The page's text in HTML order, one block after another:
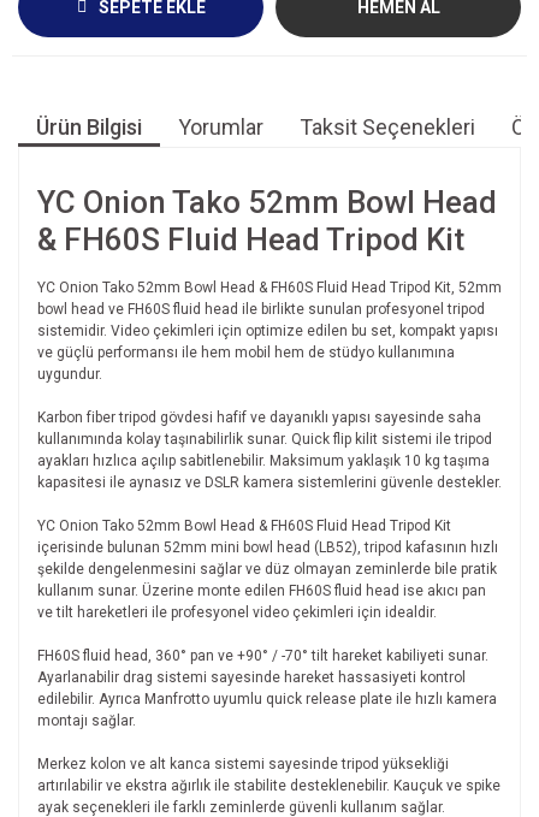
SEPETE EKLE HEMEN AL
Ürün Bilgisi Yorumlar Taksit Seçenekleri
YC Onion Tako 52mm Bowl Head
& FH60S Fluid Head Tripod Kit
YC Onion Tako 52mm Bowl Head & FH60S Fluid Head Tripod Kit, 52mm
bowl head ve FH60S fluid head ile birlikte sunulan profesyonel tripod
sistemidir. Video çekimleri için optimize edilen bu set, kompakt yapısı
ve güçlü performansı ile hem mobil hem de stüdyo kullanımına
uygundur.
Karbon fiber tripod gövdesi hafif ve dayanıklı yapısı sayesinde saha
kullanımında kolay taşınabilirlik sunar. Quick flip kilit sistemi ile tripod
ayakları hızlıca açılıp sabitlenebilir. Maksimum yaklaşık 10 kg taşıma
kapasitesi ile aynasız ve DSLR kamera sistemlerini güvenle destekler.
YC Onion Tako 52mm Bowl Head & FH60S Fluid Head Tripod Kit
içerisinde bulunan 52mm mini bowl head (LB52), tripod kafasının hızlı
şekilde dengelenmesini sağlar ve düz olmayan zeminlerde bile pratik
kullanım sunar. Üzerine monte edilen FH60S fluid head ise akıcı pan
ve tilt hareketleri ile profesyonel video çekimleri için idealdir.
FH60S fluid head, 360° pan ve +90° / -70° tilt hareket kabiliyeti sunar.
Ayarlanabilir drag sistemi sayesinde hareket hassasiyeti kontrol
edilebilir. Ayrıca Manfrotto uyumlu quick release plate ile hızlı kamera
montajı sağlar.
Merkez kolon ve alt kanca sistemi sayesinde tripod yüksekliği
artırılabilir ve ekstra ağırlık ile stabilite desteklenebilir. Kauçuk ve spike
ayak seçenekleri ile farklı zeminlerde güvenli kullanım sağlar.